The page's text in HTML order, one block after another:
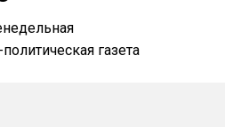
газета